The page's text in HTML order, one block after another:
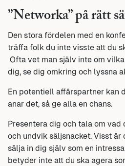
”Networka” på rätt
Den stora fördelen med en
träffa folk du inte visste att du
Ofta vet man själv inte om
dig, se dig omkring och lyssna
En potentiell affärspartner kan
anar det, så ge alla en chans.
Presentera dig och tala om vad
och undvik säljsnacket. Visst är
sälja in dig själv som en
betyder inte att du ska agera